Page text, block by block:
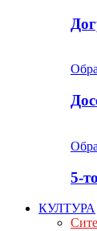
5-
КУЛТУРА
Сите